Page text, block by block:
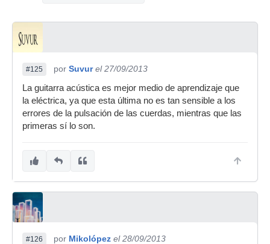
#125 por Suvur el 27/09/2013
La guitarra acústica es mejor medio de aprendizaje que
la eléctrica, ya que esta última no es tan sensible a los
errores de la pulsación de las cuerdas, mientras que las
primeras sí lo son.
#126 por Mikolópez el 28/09/2013